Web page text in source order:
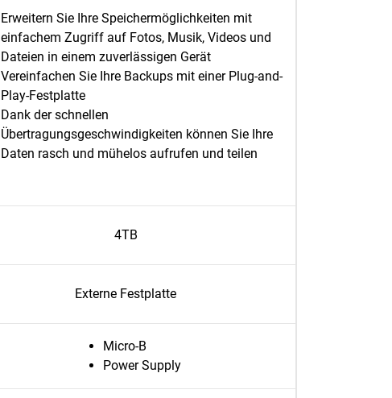
Erweitern Sie Ihre Speichermöglichkeiten mit
einfachem Zugriff auf Fotos, Musik, Videos und
Dateien in einem zuverlässigen Gerät
Vereinfachen Sie Ihre Backups mit einer Plug-and-
Play-Festplatte
Dank der schnellen
Übertragungsgeschwindigkeiten können Sie Ihre
Daten rasch und mühelos aufrufen und teilen
4TB
Externe Festplatte
Micro-B
Power Supply